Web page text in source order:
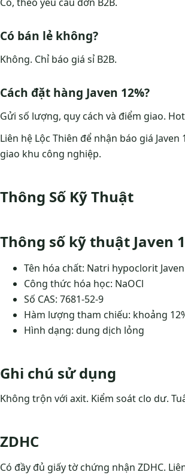
Có bán lẻ không?
Không. Chỉ báo giá sỉ B2B.
Cách đặt hàng Javen 12%?
Gửi số lượng, quy cách và điểm giao.
Liên hệ Lộc Thiên để nhận báo giá Javen
giao khu công nghiệp.
Thông Số Kỹ Thuật
Thông số kỹ thuật Javen
Tên hóa chất: Natri hypoclorit Javen
Công thức hóa học: NaOCl
Số CAS: 7681-52-9
Hàm lượng tham chiếu: khoảng
Hình dạng: dung dịch lỏng
Ghi chú sử dụng
Không trộn với axit. Kiểm soát clo dư.
ZDHC
Có đầy đủ giấy tờ chứng nhận ZDHC.